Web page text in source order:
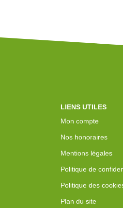
LIENS UTILES
Mon compte
Nos honoraires
Mentions légales
Politique de
Politique des
Plan du site